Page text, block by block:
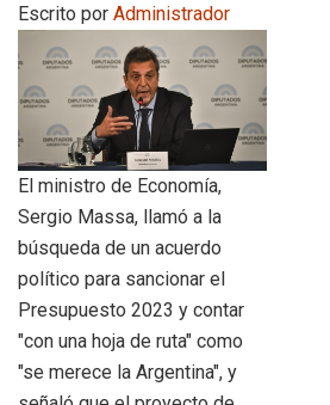
Escrito por Administrador
El ministro de Economía,
Sergio Massa, llamó a la
búsqueda de un acuerdo
político para sancionar el
Presupuesto 2023 y contar
"con una hoja de ruta" como
"se merece la Argentina", y